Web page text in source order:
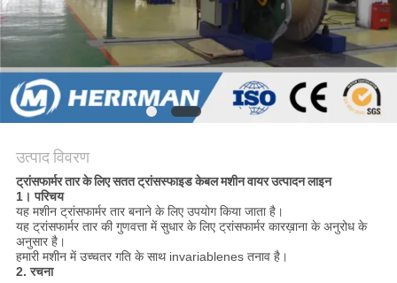
PRIVACY
POLICY
उत्पाद विवरण
ट्रांसफार्मर तार के लिए सतत ट्रांसस्फाइड केबल मशीन वायर उत्पादन लाइन
1। परिचय
यह मशीन ट्रांसफार्मर तार बनाने के लिए उपयोग किया जाता है।
यह ट्रांसफार्मर तार की गुणवत्ता में सुधार के लिए ट्रांसफार्मर कारख़ाना के अनुरोध के
अनुसार है।
हमारी मशीन में उच्चतर गति के साथ invariablenes तनाव है।
2. रचना